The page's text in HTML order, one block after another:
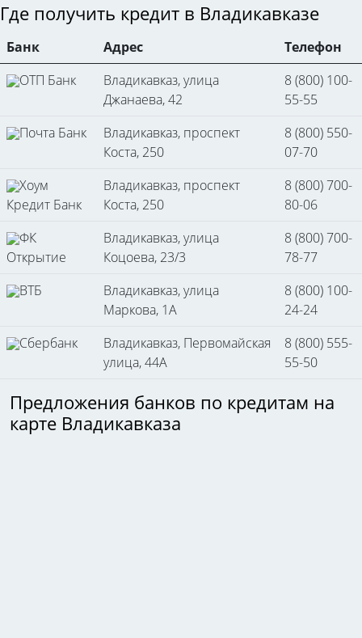
Где получить кредит в Владикавказе
Банк Адрес
Телефон
ОТП Банк
Владикавказ, улица
Джанаева, 42
8 (800) 100-
55-55
Почта Банк
Владикавказ, проспект
Коста, 250
8 (800) 550-
07-70
Хоум
Кредит Банк
Владикавказ, проспект
Коста, 250
8 (800) 700-
80-06
ФК
Открытие
Владикавказ, улица
Коцоева, 23/3
8 (800) 700-
78-77
ВТБ
Владикавказ, улица
Маркова, 1А
8 (800) 100-
24-24
Сбербанк
Владикавказ, Первомайская
улица, 44А
8 (800) 555-
55-50
Предложения банков по кредитам на
карте Владикавказа